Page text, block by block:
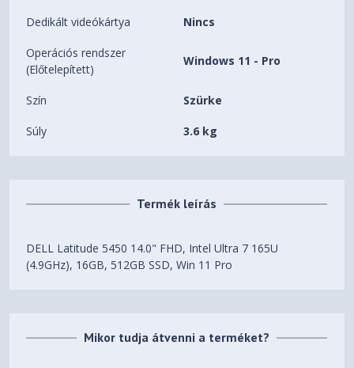
Dedikált videókártya Nincs
Operációs rendszer
(Előtelepített)
Windows 11 - Pro
Szín Szürke
Súly 3.6 kg
Termék leírás
DELL Latitude 5450 14.0" FHD, Intel Ultra 7 165U
(4.9GHz), 16GB, 512GB SSD, Win 11 Pro
Mikor tudja átvenni a terméket?